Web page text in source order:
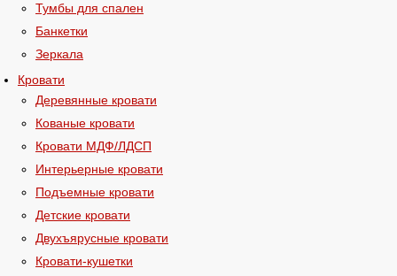
Тумбы для спален
Банкетки
Зеркала
Кровати
Деревянные кровати
Кованые кровати
Кровати МДФ/ЛДСП
Интерьерные кровати
Подъемные кровати
Детские кровати
Двухъярусные кровати
Кровати-кушетки